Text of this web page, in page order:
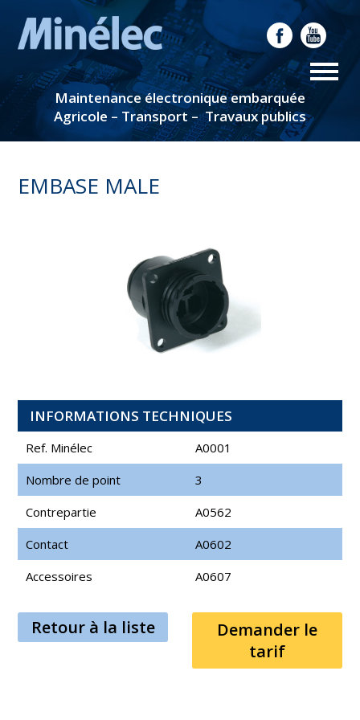
Maintenance électronique embarquée
Agricole – Transport – Travaux publics
EMBASE MALE
INFORMATIONS TECHNIQUES
Ref. Minélec
A0001
Nombre de point
3
Contrepartie
A0562
Contact
A0602
Accessoires
A0607
Retour à la liste
Demander le
tarif